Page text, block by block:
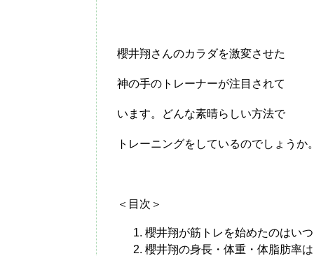
櫻井翔さんのカラダを激変させた
神の手のトレーナーが注目されて
います。どんな素晴らしい方法で
トレーニングをしているのでしょうか
＜目次＞
櫻井翔が筋トレを始めたのはい
櫻井翔の身長・体重・体脂肪率